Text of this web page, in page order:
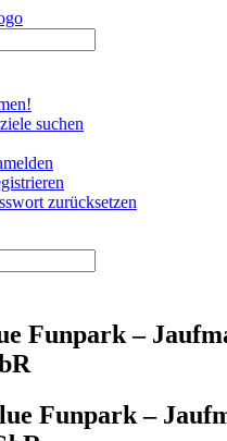
suchen
zurücksetzen
Funpark –
Funpark –